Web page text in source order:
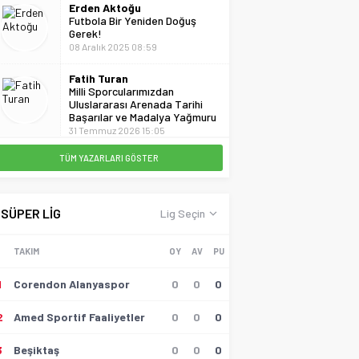
Erden Aktoğu
Futbola Bir Yeniden Doğuş
Gerek!
08 Aralık 2025 08:59
Fatih Turan
Milli Sporcularımızdan
Uluslararası Arenada Tarihi
Başarılar ve Madalya Yağmuru
31 Temmuz 2026 15:05
Artvin Amatör Ligi Şampiyonu
Hüseyin Tokmak
Gollü Beraberlik..!!
TÜM YAZARLARI GÖSTER
Lig Seçin
SÜPER LİG
TAKIM OY AV PU
Corendon Alanyaspor 0 0 0
Amed Sportif Faaliyetler 0 0 0
Beşiktaş 0 0 0